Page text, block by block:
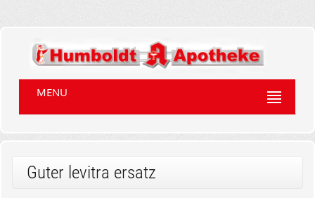
MENU
Guter levitra ersatz